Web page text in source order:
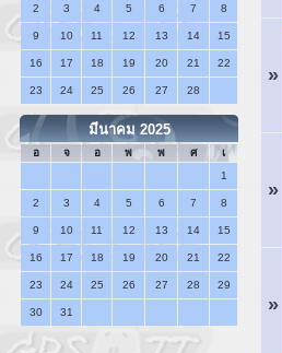
2 3 4 5 6 7 8
9 10 11 12 13 14 15
16 17 18 19 20 21 22
23 24 25 26 27 28
มีนาคม 2025
อ จ อ พ พ ศ
เ
1
2 3 4 5 6 7 8
9 10 11 12 13 14 15
16 17 18 19 20 21 22
23 24 25 26 27 28 29
30 31
»
»
»